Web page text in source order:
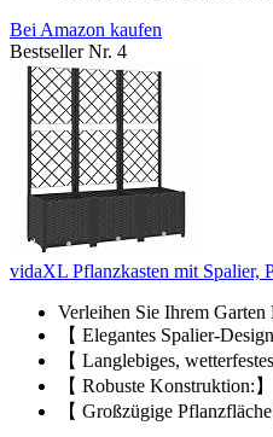
Bei Amazon kaufen
Bestseller Nr. 4
vidaXL Pflanzkasten mit Spalier,
Verleihen Sie Ihrem
【 Elegantes Spalier-
【 Langlebiges,
【 Robuste Konstruktion:
【 Großzügige